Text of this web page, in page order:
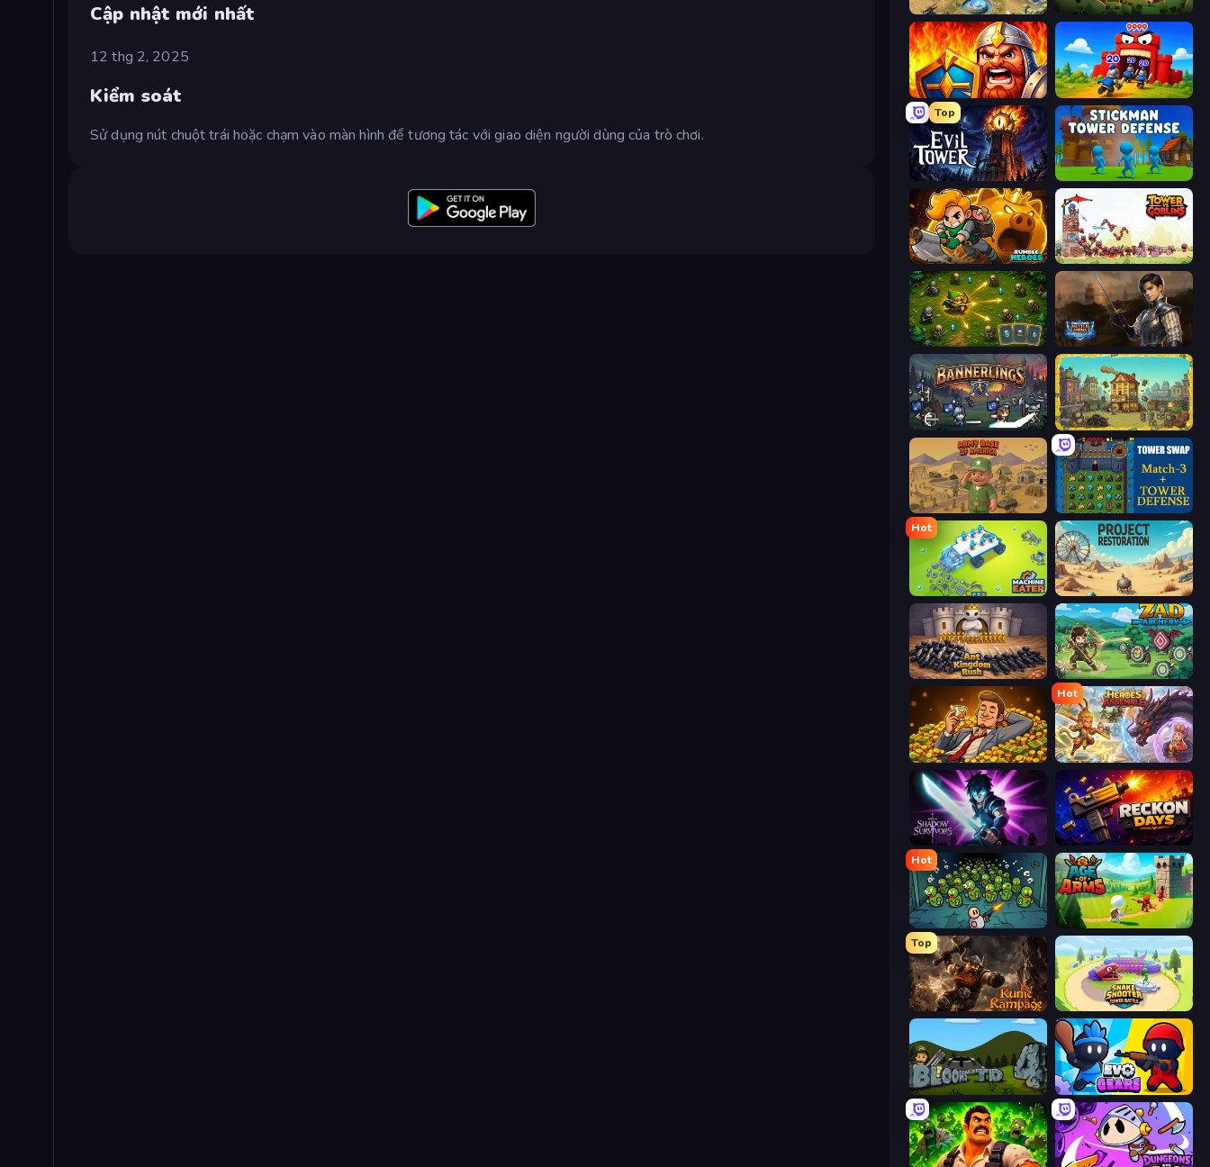
Cập nhật mới nhất
12 thg 2, 2025
Kiểm soát
Sử dụng nút chuột trái hoặc chạm vào màn hình để tương tác với giao diện người dùng của trò chơi.
Battle for the Galaxy Zombie Road
WarLink: Crown & Clash TimeWarriors
Top
Evil Tower
Rumble Heroes Tower vs Goblins
Tiny Ranger Battle Arena
Bannerlings The Garbaggio Hotel
Army Base Of America Tower Swap
Hot
Machine Eater Project Restoration
Ant Kingdom Rush Zad Archery - Demo
Idle Billionaire Tycoon
Hot
Heroes Assemble
Shadow Survivors Reckon Days
Hot
Base Defence Age Of Arms
Top
Runic Rampage Snake Shooter: Tower Battle
Bloons Tower Defense 4 Evo Gears